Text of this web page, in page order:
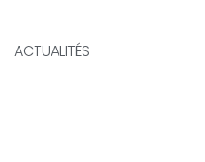
ACTUALITÉS